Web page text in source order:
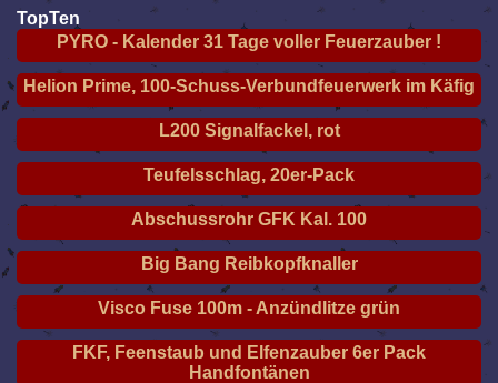
TopTen
PYRO - Kalender 31 Tage voller Feuerzauber !
Helion Prime, 100-Schuss-Verbundfeuerwerk im Käfig
L200 Signalfackel, rot
Teufelsschlag, 20er-Pack
Abschussrohr GFK Kal. 100
Big Bang Reibkopfknaller
Visco Fuse 100m - Anzündlitze grün
FKF, Feenstaub und Elfenzauber 6er Pack
Handfontänen